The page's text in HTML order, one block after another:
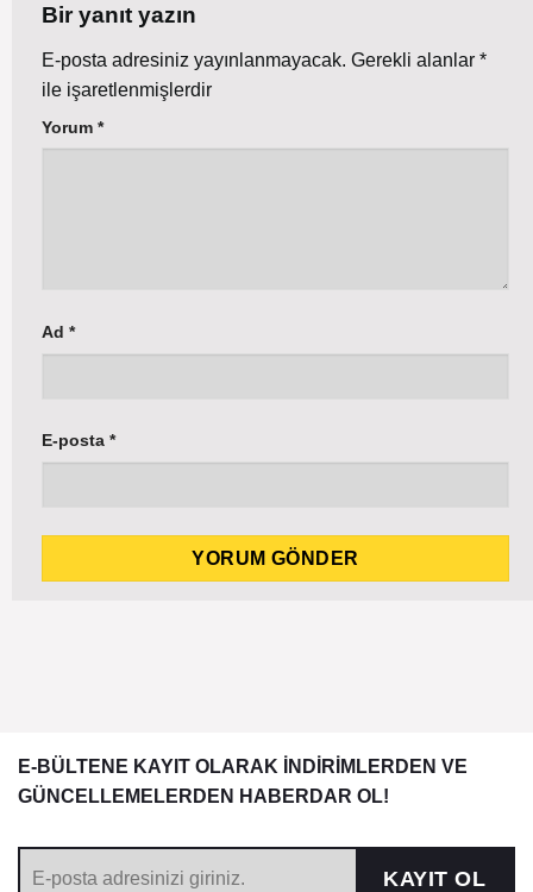
Bir yanıt yazın
E-posta adresiniz yayınlanmayacak. Gerekli alanlar *
ile işaretlenmişlerdir
Yorum *
Ad *
E-posta *
E-BÜLTENE KAYIT OLARAK İNDİRİMLERDEN VE
GÜNCELLEMELERDEN HABERDAR OL!
KAYIT OL